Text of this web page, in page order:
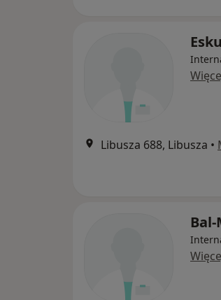
Libusza 688, Libusza •